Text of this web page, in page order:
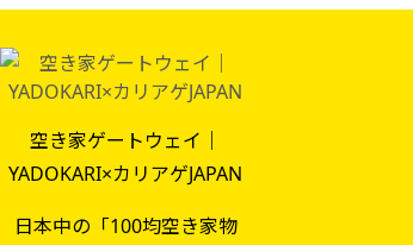
空き家ゲートウェイ｜
YADOKARI×カリアゲJAPAN
日本中の「100均空き家物